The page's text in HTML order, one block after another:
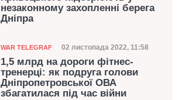
незаконному захопленні берега
Дніпра
Категорія
WAR TELEGRAF Дата публікації
02 листопада 2022, 11:58
1,5 млрд на дороги фітнес-
тренерці: як подруга голови
Дніпропетровської ОВА
збагатилася під час війни